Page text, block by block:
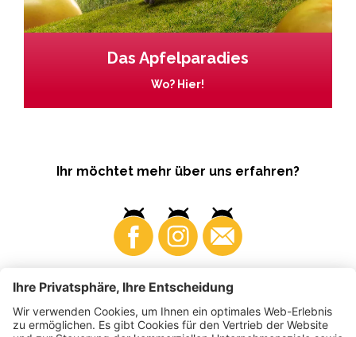
Das Apfelparadies
Wo? Hier!
Ihr möchtet mehr über uns erfahren?
Business Produzenten